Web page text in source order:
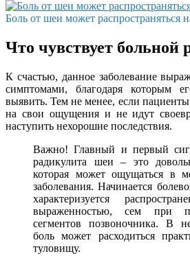
Боль от шеи может распространяться
Что чувствует больной
К счастью, данное заболевание
симптомами, благодаря которым
выявить. Тем не менее, если
на свои ощущения и не идут
наступить нехорошие последствия.
Важно! Главный и первый
радикулита шеи – это
которая может ощущаться в
заболевания. Начинается
характеризуется
выраженностью, сем при
сегментов позвоночника. В
боль может расходиться
туловищу.